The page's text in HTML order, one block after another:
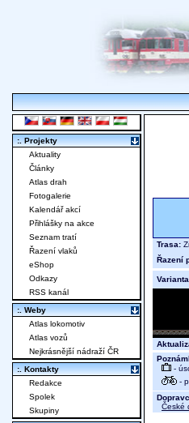
Trasa:
Řazení
-
-
České
:. Projekty
Aktuality
Články
Atlas drah
Fotogalerie
Kalendář akcí
Přihlášky na akce
Seznam tratí
Řazení vlaků
eShop
Odkazy
RSS kanál
:. Weby
Atlas lokomotiv
Atlas vozů
Nejkrásnější nádraží ČR
:. Kontakty
Redakce
Spolek
Skupiny